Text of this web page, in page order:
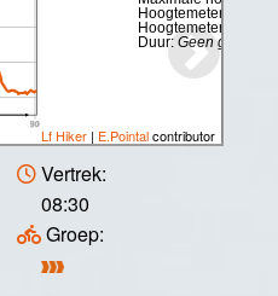
90
Hoogtemeters
Hoogtemeters
Duur: Geen
Lf Hiker | E.Pointalcontributor
Vertrek:
08:30
Groep: